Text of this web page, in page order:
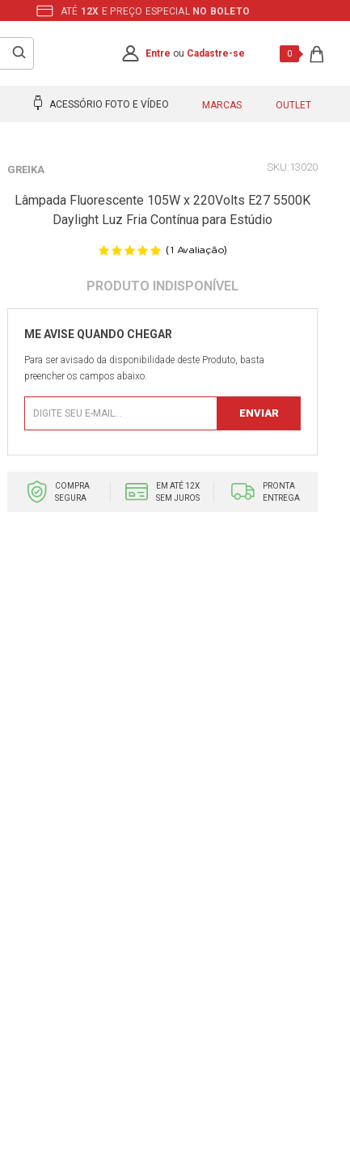
ATÉ 12X E PREÇO ESPECIAL NO BOLETO
Entre ou Cadastre-se 0
ACESSÓRIO FOTO E VÍDEO MARCAS OUTLET
GREIKA 13020
Lâmpada Fluorescente 105W x 220Volts E27 5500K
Daylight Luz Fria Contínua para Estúdio
(1 Avaliação)
Para ser avisado da disponibilidade deste Produto, basta
preencher os campos abaixo.
COMPRA
SEGURA
EM ATÉ 12X
SEM JUROS
PRONTA
ENTREGA